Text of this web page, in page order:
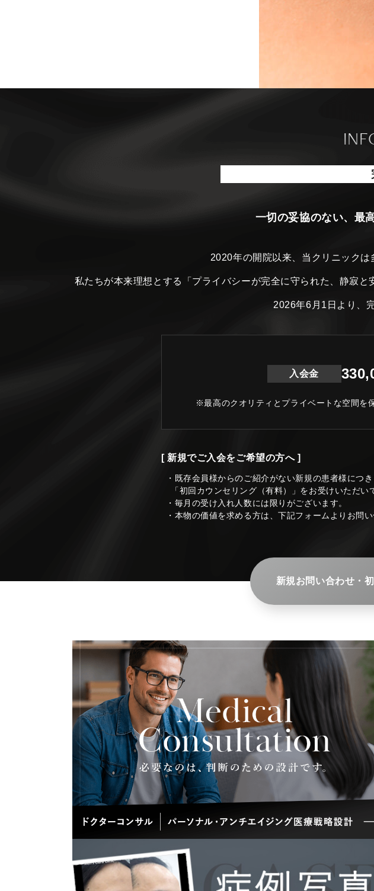
一切の妥協のない、最
2020年の開院以来、当クリニックは
私たちが本来理想とする 「プライバシーが完全に守られた、静寂と
2026年6月1日より、
入会金
※最高のクオリティとプライベートな空間を
[ 新規でご入会をご希望の方へ ]
・既存会員様からのご紹介がない新規の患者様につ
「初回カウンセリング（有料）」をお受けいただい
・毎月の受け入れ人数には限りがございます。
・本物の価値を求める方は、下記フォームよりお問い
新規お問い合わせ・